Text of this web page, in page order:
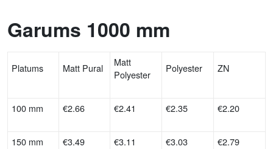
Garums 1000 mm
Platums Matt Pural
Matt
Polyester
Polyester ZN
100 mm €2.66 €2.41 €2.35 €2.20
150 mm €3.49 €3.11 €3.03 €2.79